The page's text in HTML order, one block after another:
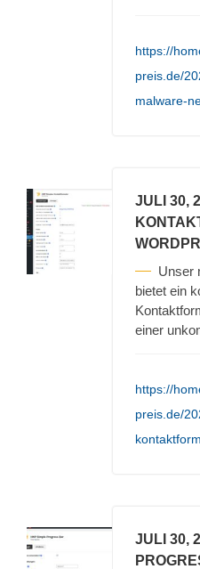
https://
preis.de/
malware-
JULI 30,
Unser
bietet ein
einer
https://
preis.de/
JULI 30,